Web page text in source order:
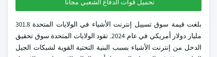
تحميل قوات الدفاع الشعبي مجانا
بلغت قيمة سوق تسييل إنترنت الأشياء في الولايات المتحدة 301.8
مليار دولار أمريكي في عام 2024. تقود الولايات المتحدة سوق تحقيق
الدخل من إنترنت الأشياء بسبب البنية التحتية القوية لشبكات الجيل